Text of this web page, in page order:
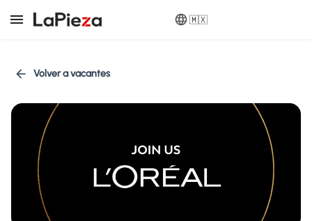
🇲🇽
Volver a vacantes